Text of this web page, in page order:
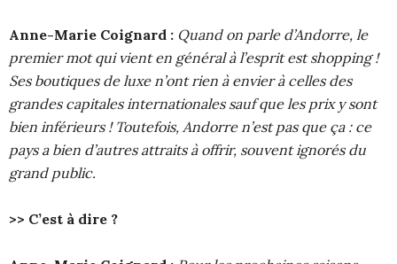
Anne-Marie Coignard : Quand on parle d’Andorre, le
premier mot qui vient en général à l’esprit est shopping !
Ses boutiques de luxe n’ont rien à envier à celles des
grandes capitales internationales sauf que les prix y sont
bien inférieurs ! Toutefois, Andorre n’est pas que ça : ce
pays a bien d’autres attraits à offrir, souvent ignorés du
grand public.
>> C’est à dire ?